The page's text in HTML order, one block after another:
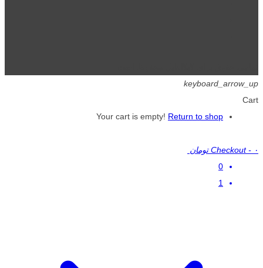
keyboard_arrow_up
Cart
Your cart is empty! Return to shop
Checkout - ۰ تومان
0
1